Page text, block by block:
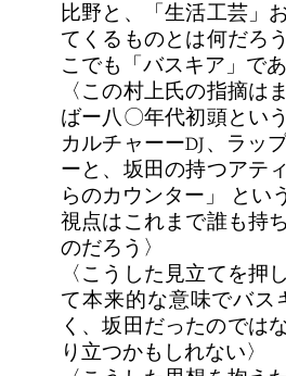
比野と、「生活工芸」
てくるものとは何だろ
こでも「バスキア」で
〈この村上氏の指摘は
ばー八〇年代初頭とい
カルチャーーDJ、ラッ
ーと、坂田の持つアテ
らのカウンター」 とい
視点はこれまで誰も持
のだろう〉
〈こうした見立てを押
て本来的な意味でバ
く、坂田だったのでは
り立つかもしれない〉